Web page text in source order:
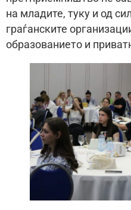
на младите, туку и од
граѓанските
образованието и